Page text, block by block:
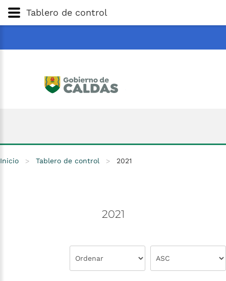
Gobernación
Tablero de control
Inicio > Tablero de control > 2021
2021